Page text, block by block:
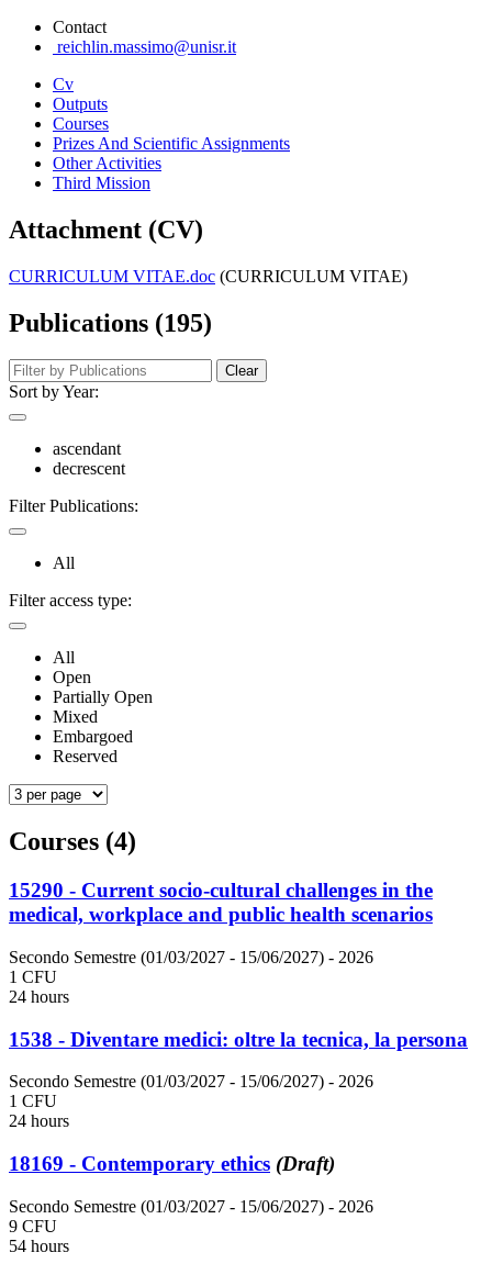
Contact
reichlin.massimo@unisr.it
Cv
Outputs
Courses
Prizes And Scientific Assignments
Other Activities
Third Mission
Attachment (CV)
CURRICULUM VITAE.doc (CURRICULUM VITAE)
Publications (195)
Clear
Sort by Year:
ascendant
decrescent
Filter Publications:
All
Filter access type:
All
Open
Partially Open
Mixed
Embargoed
Reserved
Courses (4)
15290 - Current socio-cultural challenges in the
medical, workplace and public health scenarios
Secondo Semestre (01/03/2027 - 15/06/2027) - 2026
1 CFU
24 hours
1538 - Diventare medici: oltre la tecnica, la persona
Secondo Semestre (01/03/2027 - 15/06/2027) - 2026
1 CFU
24 hours
18169 - Contemporary ethics (Draft)
Secondo Semestre (01/03/2027 - 15/06/2027) - 2026
9 CFU
54 hours